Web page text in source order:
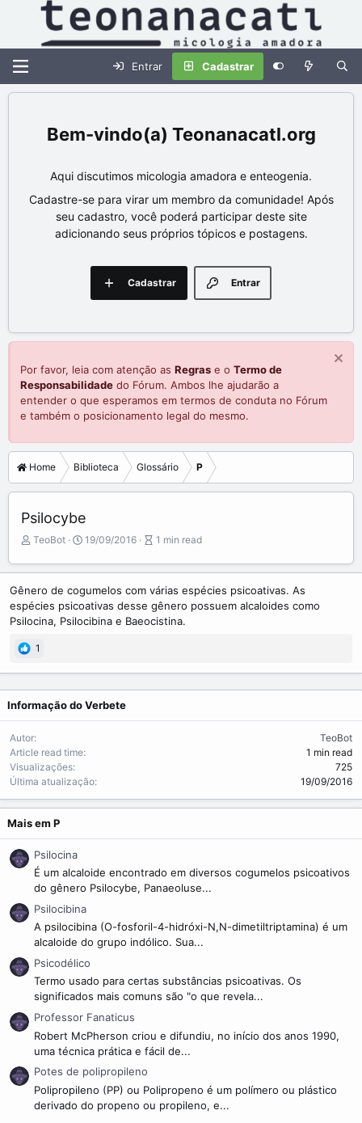
Entrar Cadastrar
Teonanacatl.org
Aqui discutimos micologia amadora e enteogenia.
Cadastre-se para virar um membro da comunidade! Após
seu cadastro, você poderá participar deste site
adicionando seus próprios tópicos e postagens.
Entrar
Cadastrar
Por favor, leia com atenção as Regras e o Termo de
Responsabilidade do Fórum. Ambos lhe ajudarão a
entender o que esperamos em termos de conduta no Fórum
e também o posicionamento legal do mesmo.
Home Biblioteca Glossário P
Psilocybe
A
t
r
TeoBot
P
b
i
s
h
t
19/09/2016
A
t
c
l
e
a
1 min read
Gênero de cogumelos com várias espécies psicoativas. As
espécies psicoativas desse gênero possuem alcaloides como
Psilocina, Psilocibina e Baeocistina.
1
Informação do Verbete
Autor
TeoBot
Article read time
1 min read
Visualizações
725
Última atualização
19/09/2016
Mais em P
Psilocina
É um alcaloide encontrado em diversos cogumelos psicoativos
do gênero Psilocybe, Panaeoluse...
Psilocibina
A psilocibina (O-fosforil-4-hidróxi-N,N-dimetiltriptamina) é um
alcaloide do grupo indólico. Sua...
Psicodélico
Termo usado para certas substâncias psicoativas. Os
significados mais comuns são "o que revela...
Professor Fanaticus
Robert McPherson criou e difundiu, no início dos anos 1990,
uma técnica prática e fácil de...
Potes de polipropileno
Polipropileno (PP) ou Polipropeno é um polímero ou plástico
derivado do propeno ou propileno, e...